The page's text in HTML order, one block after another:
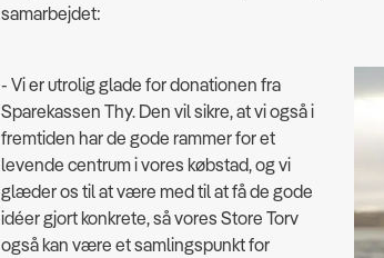
samarbejdet:
- Vi er utrolig glade for donationen fra
Sparekassen Thy. Den vil sikre, at vi også i
fremtiden har de gode rammer for et
levende centrum i vores købstad, og vi
glæder os til at være med til at få de gode
idéer gjort konkrete, så vores Store Torv
også kan være et samlingspunkt for